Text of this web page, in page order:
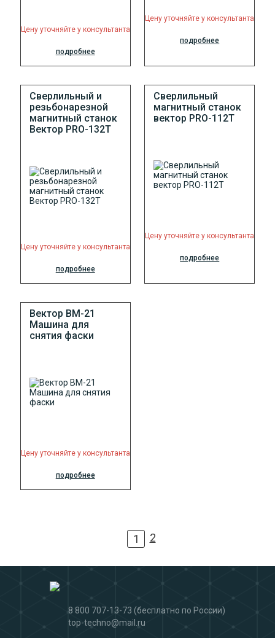
Цену уточняйте у консультанта
подробнее
Цену уточняйте у консультанта
подробнее
Сверлильный и
резьбонарезной
магнитный станок
Вектор PRO-132T
Цену уточняйте у консультанта
подробнее
Сверлильный
магнитный станок
вектор PRO-112T
Цену уточняйте у консультанта
подробнее
Вектор ВМ-21
Машина для
снятия фаски
Цену уточняйте у консультанта
подробнее
1 2
8 800 707-13-73 (бесплатно по России)
top-techno@mail.ru